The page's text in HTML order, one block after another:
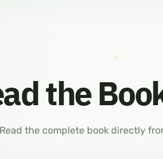
the
the complete book directly